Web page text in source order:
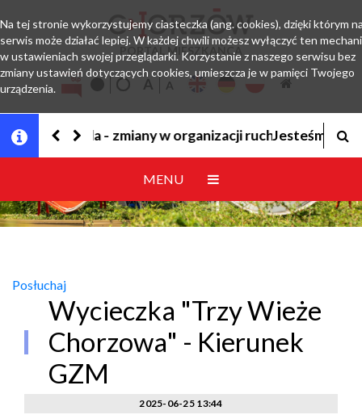
PORTAL MIESZKAŃCA
Jesteśmy w EZD
MENU
Posłuchaj
Wycieczka "Trzy Wieże
Chorzowa" - Kierunek
GZM
2025-06-25 13:44
Na tej stronie wykorzystujemy ciasteczka (ang. cookies), dzięki którym
serwis może działać lepiej. W każdej chwili możesz wyłączyć ten
w ustawieniach swojej przeglądarki. Korzystanie z naszego serwisu bez
zmiany ustawień dotyczących cookies, umieszcza je w pamięci Twojego
urządzenia.